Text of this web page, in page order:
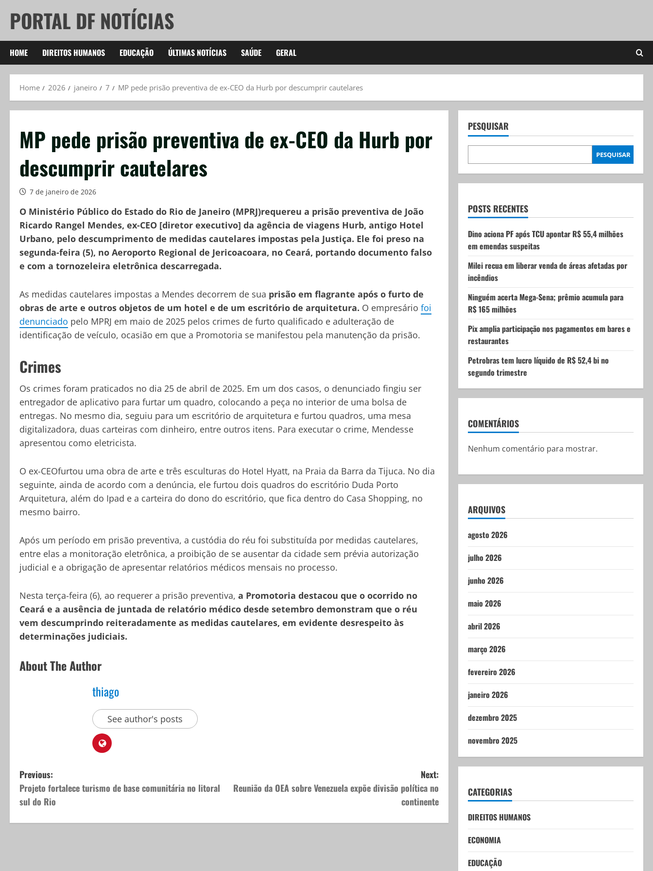
content
PORTAL DF NOTÍCIAS
HOME DIREITOS HUMANOS EDUCAÇÃO ÚLTIMAS NOTÍCIAS SAÚDE GERAL
Home 2026 janeiro 7 MP pede prisão preventiva de ex-CEO da Hurb por descumprir cautelares
MP pede prisão preventiva de ex-CEO da Hurb por
descumprir cautelares
7 de janeiro de 2026
O Ministério Público do Estado do Rio de Janeiro (MPRJ)requereu a prisão preventiva de João
Ricardo Rangel Mendes, ex-CEO [diretor executivo] da agência de viagens Hurb, antigo Hotel
Urbano, pelo descumprimento de medidas cautelares impostas pela Justiça. Ele foi preso na
segunda-feira (5), no Aeroporto Regional de Jericoacoara, no Ceará, portando documento falso
e com a tornozeleira eletrônica descarregada.
As medidas cautelares impostas a Mendes decorrem de sua prisão em flagrante após o furto de
obras de arte e outros objetos de um hotel e de um escritório de arquitetura. O empresário foi
denunciado pelo MPRJ em maio de 2025 pelos crimes de furto qualificado e adulteração de
identificação de veículo, ocasião em que a Promotoria se manifestou pela manutenção da prisão.
Crimes
Os crimes foram praticados no dia 25 de abril de 2025. Em um dos casos, o denunciado fingiu ser
entregador de aplicativo para furtar um quadro, colocando a peça no interior de uma bolsa de
entregas. No mesmo dia, seguiu para um escritório de arquitetura e furtou quadros, uma mesa
digitalizadora, duas carteiras com dinheiro, entre outros itens. Para executar o crime, Mendesse
apresentou como eletricista.
O ex-CEOfurtou uma obra de arte e três esculturas do Hotel Hyatt, na Praia da Barra da Tijuca. No dia
seguinte, ainda de acordo com a denúncia, ele furtou dois quadros do escritório Duda Porto
Arquitetura, além do Ipad e a carteira do dono do escritório, que fica dentro do Casa Shopping, no
mesmo bairro.
Após um período em prisão preventiva, a custódia do réu foi substituída por medidas cautelares,
entre elas a monitoração eletrônica, a proibição de se ausentar da cidade sem prévia autorização
judicial e a obrigação de apresentar relatórios médicos mensais no processo.
Nesta terça-feira (6), ao requerer a prisão preventiva, a Promotoria destacou que o ocorrido no
Ceará e a ausência de juntada de relatório médico desde setembro demonstram que o réu
vem descumprindo reiteradamente as medidas cautelares, em evidente desrespeito às
determinações judiciais.
About The Author
thiago
See author's posts
P
o
s
Previous:
Projeto fortalece turismo de base comunitária no litoral
sul do Rio
Next:
Reunião da OEA sobre Venezuela expõe divisão política no
continente
PESQUISAR
PESQUISAR
POSTS RECENTES
Dino aciona PF após TCU apontar R$ 55,4 milhões
em emendas suspeitas
Milei recua em liberar venda de áreas afetadas por
incêndios
Ninguém acerta Mega-Sena; prêmio acumula para
R$ 165 milhões
Pix amplia participação nos pagamentos em bares e
restaurantes
Petrobras tem lucro líquido de R$ 52,4 bi no
segundo trimestre
COMENTÁRIOS
Nenhum comentário para mostrar.
ARQUIVOS
agosto 2026
julho 2026
junho 2026
maio 2026
abril 2026
março 2026
fevereiro 2026
janeiro 2026
dezembro 2025
novembro 2025
CATEGORIAS
DIREITOS HUMANOS
ECONOMIA
EDUCAÇÃO